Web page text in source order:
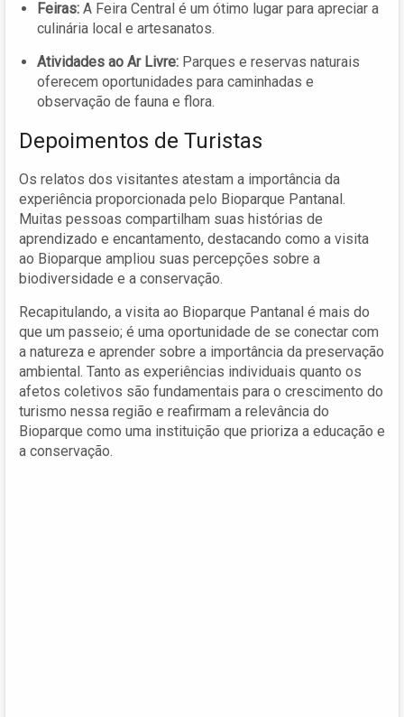
Feiras: A Feira Central é um ótimo lugar para apreciar a
culinária local e artesanatos.
Atividades ao Ar Livre: Parques e reservas naturais
oferecem oportunidades para caminhadas e
observação de fauna e flora.
Depoimentos de Turistas
Os relatos dos visitantes atestam a importância da
experiência proporcionada pelo Bioparque Pantanal.
Muitas pessoas compartilham suas histórias de
aprendizado e encantamento, destacando como a visita
ao Bioparque ampliou suas percepções sobre a
biodiversidade e a conservação.
Recapitulando, a visita ao Bioparque Pantanal é mais do
que um passeio; é uma oportunidade de se conectar com
a natureza e aprender sobre a importância da preservação
ambiental. Tanto as experiências individuais quanto os
afetos coletivos são fundamentais para o crescimento do
turismo nessa região e reafirmam a relevância do
Bioparque como uma instituição que prioriza a educação e
a conservação.